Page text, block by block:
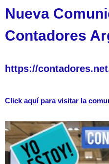
Nueva
Contadores
https://
Click aquí para visitar la